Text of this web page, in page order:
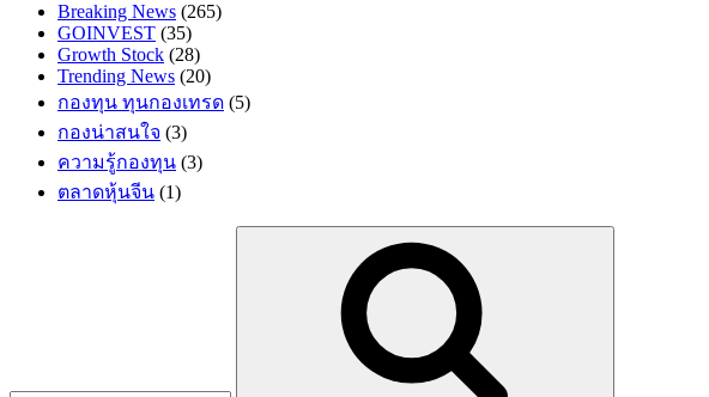
Breaking News (265)
GOINVEST (35)
Growth Stock (28)
Trending News (20)
กองทุน ทุนกองเทรด (5)
กองน่าสนใจ (3)
ความรู้กองทุน (3)
ตลาดหุ้นจีน (1)